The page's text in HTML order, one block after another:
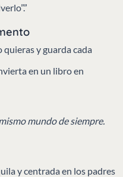
y guarda cada
en un libro en
mundo de siempre.
y centrada en los padres